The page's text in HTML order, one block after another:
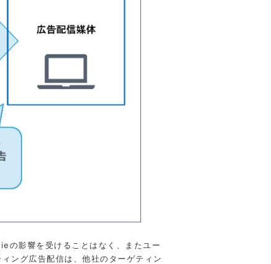
影響を受けることはなく、またユー
ング広告配信は、他社のターゲティン